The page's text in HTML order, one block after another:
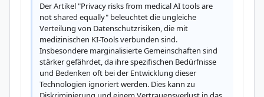
Der Artikel "Privacy risks from medical AI tools are
not shared equally" beleuchtet die ungleiche
Verteilung von Datenschutzrisiken, die mit
medizinischen KI-Tools verbunden sind.
Insbesondere marginalisierte Gemeinschaften sind
stärker gefährdet, da ihre spezifischen Bedürfnisse
und Bedenken oft bei der Entwicklung dieser
Technologien ignoriert werden. Dies kann zu